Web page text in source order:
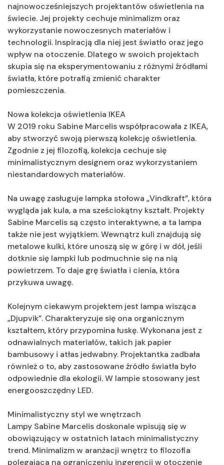
najnowocześniejszych projektantów oświetlenia na
świecie. Jej projekty cechuje minimalizm oraz
wykorzystanie nowoczesnych materiałów i
technologii. Inspiracją dla niej jest światło oraz jego
wpływ na otoczenie. Dlatego w swoich projektach
skupia się na eksperymentowaniu z różnymi źródłami
światła, które potrafią zmienić charakter
pomieszczenia.
Nowa kolekcja oświetlenia IKEA
W 2019 roku Sabine Marcelis współpracowała z IKEA,
aby stworzyć swoją pierwszą kolekcję oświetlenia.
Zgodnie z jej filozofią, kolekcja cechuje się
minimalistycznym designem oraz wykorzystaniem
niestandardowych materiałów.
Na uwagę zasługuje lampka stołowa „Vindkraft”, która
wygląda jak kula, a ma sześciokątny kształt. Projekty
Sabine Marcelis są często interaktywne, a ta lampa
także nie jest wyjątkiem. Wewnątrz kuli znajdują się
metalowe kulki, które unoszą się w górę i w dół, jeśli
dotknie się lampki lub podmuchnie się na nią
powietrzem. To daje grę światła i cienia, która
przykuwa uwagę.
Kolejnym ciekawym projektem jest lampa wisząca
„Djupvik”. Charakteryzuje się ona organicznym
kształtem, który przypomina łuskę. Wykonana jest z
odnawialnych materiałów, takich jak papier
bambusowy i atłas jedwabny. Projektantka zadbała
również o to, aby zastosowane źródło światła było
odpowiednie dla ekologii. W lampie stosowany jest
energooszczędny LED.
Minimalistyczny styl we wnętrzach
Lampy Sabine Marcelis doskonale wpisują się w
obowiązujący w ostatnich latach minimalistyczny
trend. Minimalizm w aranżacji wnętrz to filozofia
polegająca na ograniczeniu ingerencji w otoczenie